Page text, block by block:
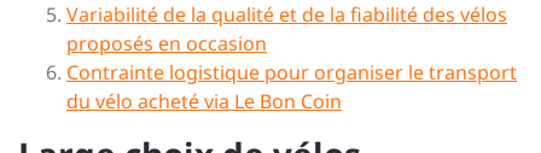
Variabilité de la qualité et de la fiabilité des vélos
proposés en occasion
Contrainte logistique pour organiser le transport
du vélo acheté via Le Bon Coin